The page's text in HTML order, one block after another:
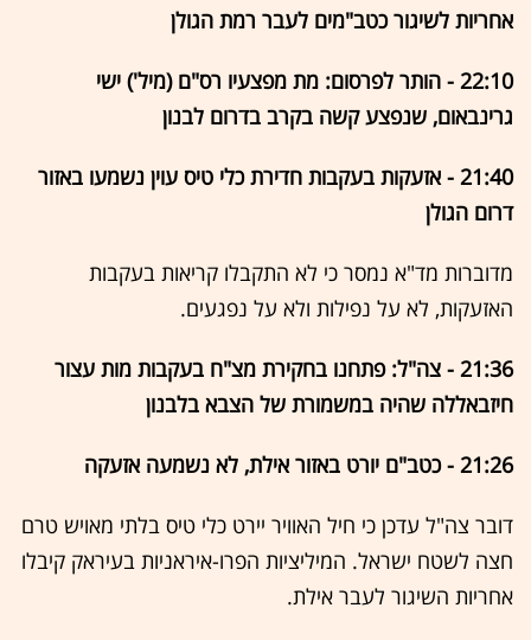
אחריות לשיגור כטב"מים לעבר רמת הגולן
22:10 - הותר לפרסום: מת מפצעיו רס"ם (מיל') ישי
גרינבאום, שנפצע קשה בקרב בדרום לבנון
21:40 - אזעקות בעקבות חדירת כלי טיס עוין נשמעו באזור
דרום הגולן
מדוברות מד"א נמסר כי לא התקבלו קריאות בעקבות
האזעקות, לא על נפילות ולא על נפגעים.
21:36 - צה"ל: פתחנו בחקירת מצ"ח בעקבות מות עצור
חיזבאללה שהיה במשמורת של הצבא בלבנון
21:26 - כטב"ם יורט באזור אילת, לא נשמעה אזעקה
דובר צה"ל עדכן כי חיל האוויר יירט כלי טיס בלתי מאויש טרם
חצה לשטח ישראל. המיליציות הפרו-איראניות בעיראק קיבלו
אחריות השיגור לעבר אילת.